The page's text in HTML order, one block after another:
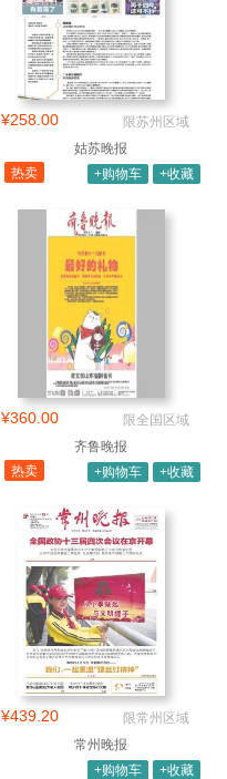
¥258.00
限苏州区域
姑苏晚报
热卖
+购物车 +收藏
¥360.00
限全国区域
齐鲁晚报
热卖
+购物车 +收藏
¥439.20
限常州区域
常州晚报
+购物车
+收藏